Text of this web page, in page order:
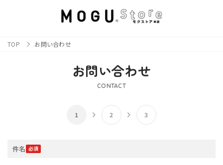
TOP お問い合わせ
お問い合わせ
CONTACT
件名